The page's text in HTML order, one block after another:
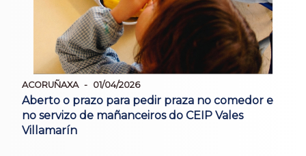
ACORUÑAXA 01/04/2026
Aberto o prazo para pedir praza no comedor e
no servizo de mañanceiros do CEIP Vales
Villamarín